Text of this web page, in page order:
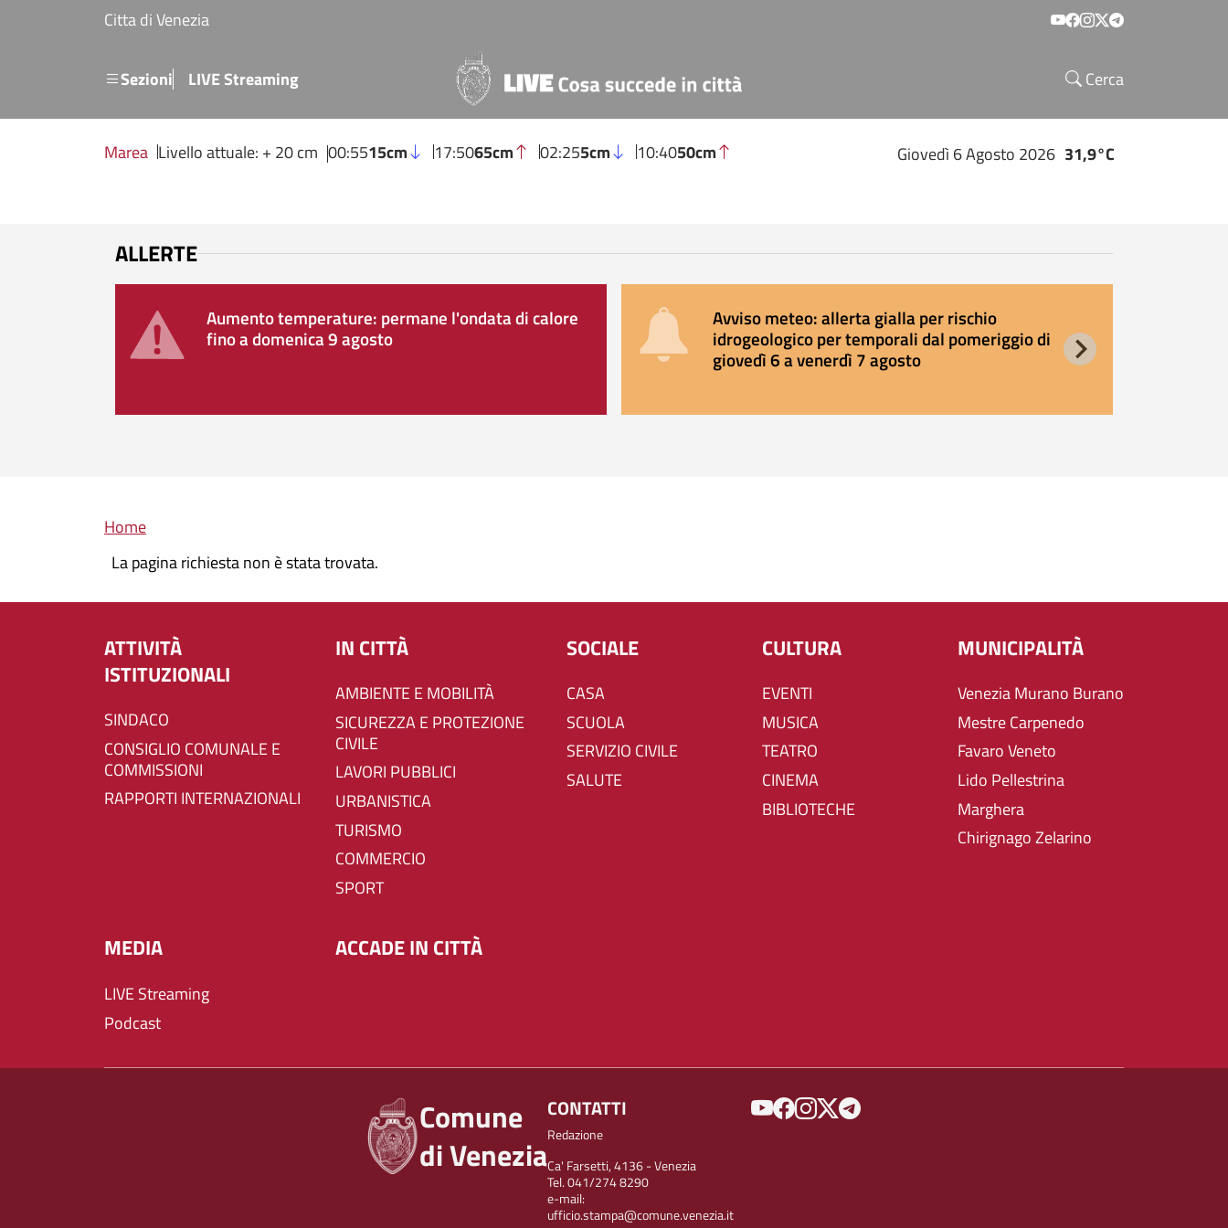
Salta al contenuto principale
Citta di Venezia Social menu
SezioniMenu secondario
LIVE Streaming Cerca
Marea Livello attuale: + 20 cm 00:5515cm 17:5065cm 02:255cm 10:4050cm Giovedì 6 Agosto 2026 31,9°C
ALLERTE
Aumento temperature: permane l'ondata di calore
fino a domenica 9 agosto
Avviso meteo: allerta gialla per rischio
idrogeologico per temporali dal pomeriggio di
giovedì 6 a venerdì 7 agosto
Briciole di pane
Home
La pagina richiesta non è stata trovata.
ATTIVITÀ
ISTITUZIONALI
SINDACO
CONSIGLIO COMUNALE E
COMMISSIONI
RAPPORTI INTERNAZIONALI
IN CITTÀ
AMBIENTE E MOBILITÀ
SICUREZZA E PROTEZIONE
CIVILE
LAVORI PUBBLICI
URBANISTICA
TURISMO
COMMERCIO
SPORT
SOCIALE
CASA
SCUOLA
SERVIZIO CIVILE
SALUTE
CULTURA
EVENTI
MUSICA
TEATRO
CINEMA
BIBLIOTECHE
MUNICIPALITÀ
Venezia Murano Burano
Mestre Carpenedo
Favaro Veneto
Lido Pellestrina
Marghera
Chirignago Zelarino
MEDIA
LIVE Streaming
Podcast
ACCADE IN CITTÀ
Comune
di Venezia
CONTATTI
Redazione
Ca' Farsetti, 4136 - Venezia
Tel. 041/274 8290
e-mail:
ufficio.stampa@comune.venezia.it
SOCIAL MENU